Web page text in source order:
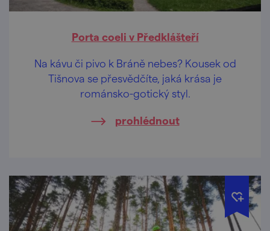
Porta coeli v Předklášteří
Na kávu či pivo k Bráně nebes? Kousek od
Tišnova se přesvědčíte, jaká krása je
románsko-gotický styl.
prohlédnout